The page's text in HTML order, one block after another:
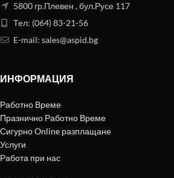
5800 гр.Плевен , бул.Русе 117
Тел: (064) 83-21-56
E-mail: sales@aspid.bg
ИНФОРМАЦИЯ
Работно Време
Празнично Работно Време
Сигурно Online разплащане
Услуги
Работа при нас